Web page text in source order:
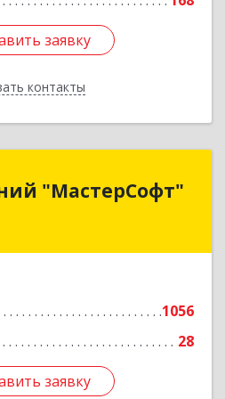
заявку
контакты
заявку
Назад
"МастерСофт"
1056
28
заявку
"МастерСофт"
обл, Киров г, Маклина ул,
заявку